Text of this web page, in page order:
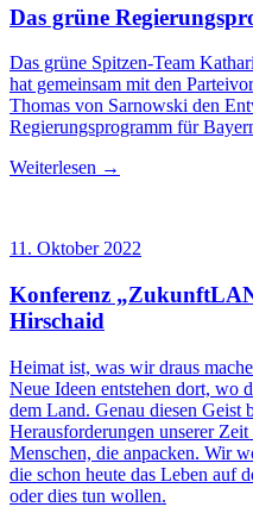
Das grüne
Das grüne Spitzen-Team
hat gemeinsam mit den
Thomas von Sarnowski den
Regierungsprogramm für
Weiterlesen →
11. Oktober 2022
Konferenz
Hirschaid
Heimat ist, was wir draus
Neue Ideen entstehen dort, wo
dem Land. Genau diesen Geist
Herausforderungen unserer
Menschen, die anpacken. Wir
die schon heute das Leben auf
oder dies tun wollen.